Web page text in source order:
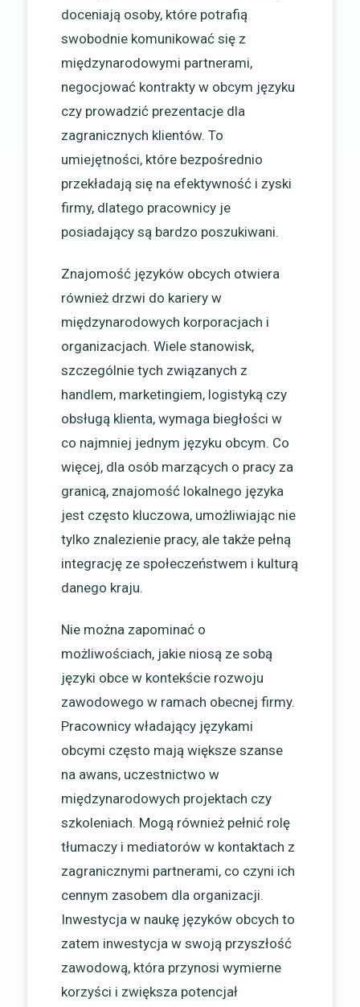
doceniają osoby, które potrafią
swobodnie komunikować się z
międzynarodowymi partnerami,
negocjować kontrakty w obcym języku
czy prowadzić prezentacje dla
zagranicznych klientów. To
umiejętności, które bezpośrednio
przekładają się na efektywność i zyski
firmy, dlatego pracownicy je
posiadający są bardzo poszukiwani.
Znajomość języków obcych otwiera
również drzwi do kariery w
międzynarodowych korporacjach i
organizacjach. Wiele stanowisk,
szczególnie tych związanych z
handlem, marketingiem, logistyką czy
obsługą klienta, wymaga biegłości w
co najmniej jednym języku obcym. Co
więcej, dla osób marzących o pracy za
granicą, znajomość lokalnego języka
jest często kluczowa, umożliwiając nie
tylko znalezienie pracy, ale także pełną
integrację ze społeczeństwem i kulturą
danego kraju.
Nie można zapominać o
możliwościach, jakie niosą ze sobą
języki obce w kontekście rozwoju
zawodowego w ramach obecnej firmy.
Pracownicy władający językami
obcymi często mają większe szanse
na awans, uczestnictwo w
międzynarodowych projektach czy
szkoleniach. Mogą również pełnić rolę
tłumaczy i mediatorów w kontaktach z
zagranicznymi partnerami, co czyni ich
cennym zasobem dla organizacji.
Inwestycja w naukę języków obcych to
zatem inwestycja w swoją przyszłość
zawodową, która przynosi wymierne
korzyści i zwiększa potencjał